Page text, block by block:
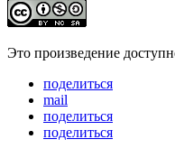
Это произведение
поделиться
mail
поделиться
поделиться